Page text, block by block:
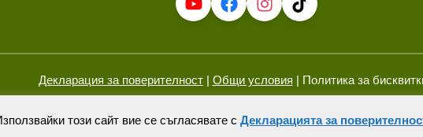
Декларация за поверителност| Общи условия | Политика за
© 2026 “Здрав живот”. Всички права запазени.
този сайт вие се съгласявате с Декларацията за